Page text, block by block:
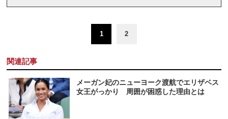
1 2
関連記事
メーガン妃のニューヨーク渡航でエリザベス
女王がっかり 周囲が困惑した理由とは